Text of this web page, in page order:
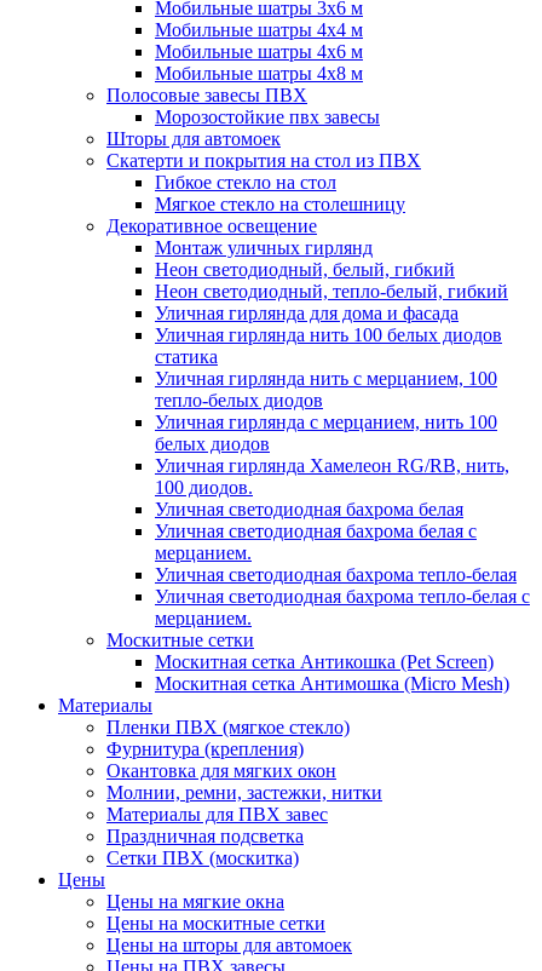
Мобильные шатры 3х6 м
Мобильные шатры 4х4 м
Мобильные шатры 4х6 м
Мобильные шатры 4х8 м
Полосовые завесы ПВХ
Морозостойкие пвх завесы
Шторы для автомоек
Скатерти и покрытия на стол из ПВХ
Гибкое стекло на стол
Мягкое стекло на столешницу
Декоративное освещение
Монтаж уличных гирлянд
Неон светодиодный, белый, гибкий
Неон светодиодный, тепло-белый, гибкий
Уличная гирлянда для дома и фасада
Уличная гирлянда нить 100 белых диодов
статика
Уличная гирлянда нить с мерцанием, 100
тепло-белых диодов
Уличная гирлянда с мерцанием, нить 100
белых диодов
Уличная гирлянда Хамелеон RG/RB, нить,
100 диодов.
Уличная светодиодная бахрома белая
Уличная светодиодная бахрома белая с
мерцанием.
Уличная светодиодная бахрома тепло-белая
Уличная светодиодная бахрома тепло-белая с
мерцанием.
Москитные сетки
Москитная сетка Антикошка (Pet Screen)
Москитная сетка Антимошка (Micro Mesh)
Материалы
Пленки ПВХ (мягкое стекло)
Фурнитура (крепления)
Окантовка для мягких окон
Молнии, ремни, застежки, нитки
Материалы для ПВХ завес
Праздничная подсветка
Сетки ПВХ (москитка)
Цены
Цены на мягкие окна
Цены на москитные сетки
Цены на шторы для автомоек
Цены на ПВХ завесы